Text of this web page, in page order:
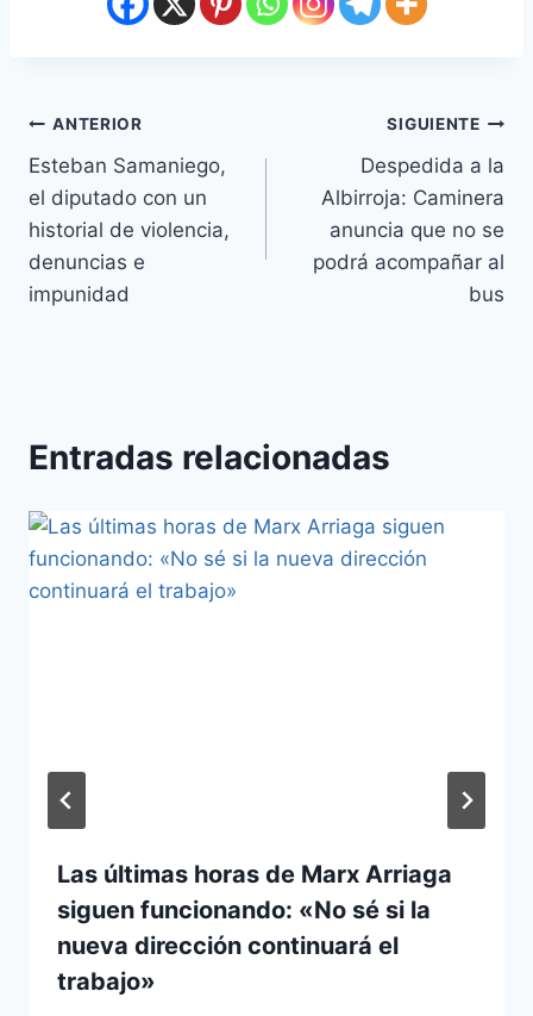
ANTERIOR
Esteban Samaniego,
el diputado con un
historial de violencia,
denuncias e
impunidad
SIGUIENTE
Despedida a la
Albirroja: Caminera
anuncia que no se
podrá acompañar al
bus
Entradas relacionadas
Las últimas horas de Marx Arriaga
siguen funcionando: «No sé si la
nueva dirección continuará el
trabajo»